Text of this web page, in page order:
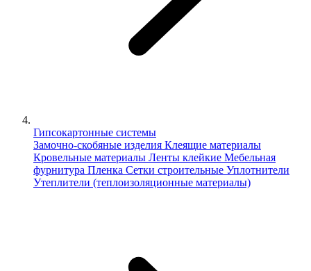
Гипсокартонные системы
Замочно-скобяные изделия Клеящие материалы
Кровельные материалы Ленты клейкие Мебельная
фурнитура Пленка Сетки строительные Уплотнители
Утеплители (теплоизоляционные материалы)